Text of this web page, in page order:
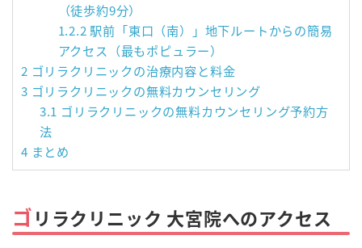
（徒歩約9分）
1.2.2 駅前「東口（南）」地下ルートからの簡易
アクセス（最もポピュラー）
2 ゴリラクリニックの治療内容と料金
3 ゴリラクリニックの無料カウンセリング
3.1 ゴリラクリニックの無料カウンセリング予約方
法
4 まとめ
ゴリラクリニック 大宮院へのアクセス